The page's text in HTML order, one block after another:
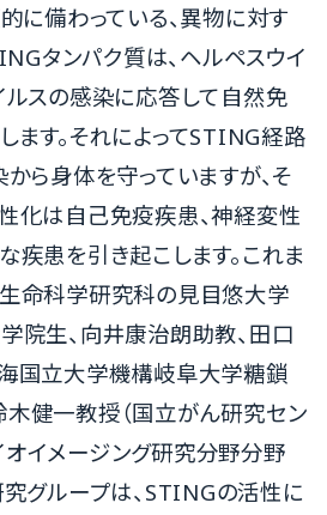
に備わっている、異物に対す
タンパク質は、ヘルペスウイ
スの感染に応答して自然免
ます。それによってSTING経路
ら身体を守っていますが、そ
化は自己免疫疾患、神経変性
疾患を引き起こします。これま
命科学研究科の見目悠大学
院生、向井康治朗助教、田口
国立大学機構岐阜大学糖鎖
健一教授（国立がん研究セン
イメージング研究分野分野
グループは、STINGの活性に